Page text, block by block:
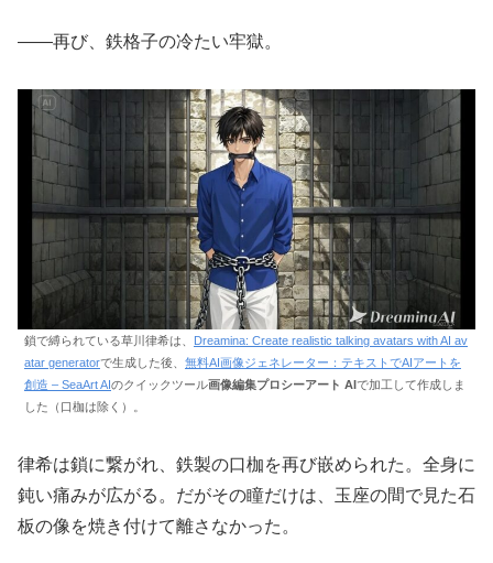
――再び、鉄格子の冷たい牢獄。
鎖で縛られている草川律希は、 Dreamina: Create realistic talking avatars with AI av
atar generatorで生成した後、 無料AI画像ジェネレーター：テキストでAIアートを
創造 – SeaArt AIのクイックツール画像編集プロシーアート AIで加工して作成しま
した（口枷は除く）。
律希は鎖に繋がれ、鉄製の口枷を再び嵌められた。全身に
鈍い痛みが広がる。だがその瞳だけは、玉座の間で見た石
板の像を焼き付けて離さなかった。